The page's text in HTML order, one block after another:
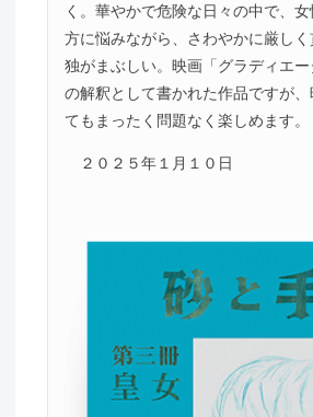
く。華やかで危険な日々の中で、
方に悩みながら、さわやかに厳し
独がまぶしい。映画「グラディエ
の解釈として書かれた作品ですが、
てもまったく問題なく楽しめます。
２０２５年１月１０日